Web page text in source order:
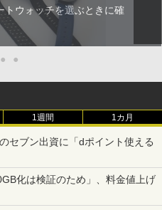
トウォッチを選ぶときに確
● ●
1週間 1カ月
セブン出資に「dポイント使える
化は検証のため」、料金値上げ